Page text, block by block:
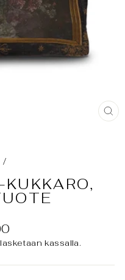
/
lasketaan kassalla.